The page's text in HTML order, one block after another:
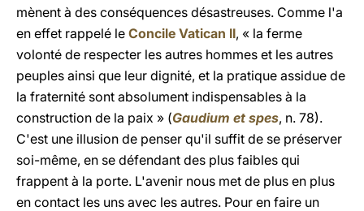
mènent à des conséquences désastreuses. Comme l'a
en effet rappelé le Concile Vatican II, « la ferme
volonté de respecter les autres hommes et les autres
peuples ainsi que leur dignité, et la pratique assidue de
la fraternité sont absolument indispensables à la
construction de la paix » (Gaudium et spes, n. 78).
C'est une illusion de penser qu'il suffit de se préserver
soi-même, en se défendant des plus faibles qui
frappent à la porte. L'avenir nous met de plus en plus
en contact les uns avec les autres. Pour en faire un